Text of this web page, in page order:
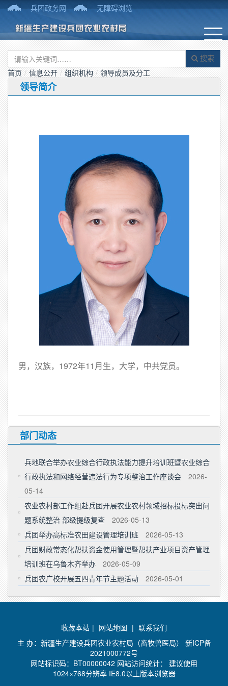
兵团政务网 无障碍浏览
搜索
首页 / 信息公开 / 组织机构 / 领导成员及分工
领导简介
男，汉族，1972年11月生，大学，中共党员。
部门动态
兵地联合举办农业综合行政执法能力提升培训班暨农业综合
行政执法和网络经营违法行为专项整治工作座谈会
2026-
05-14
农业农村部工作组赴兵团开展农业农村领域招标投标突出问
题系统整治 部级提级复查
2026-05-13
兵团举办高标准农田建设管理培训班
2026-05-13
兵团财政常态化帮扶资金使用管理暨帮扶产业项目资产管理
培训班在乌鲁木齐举办
2026-05-09
兵团农广校开展五四青年节主题活动
2026-05-01
收藏本站 | 网站地图 | 联系我们
主 办：新疆生产建设兵团农业农村局（畜牧兽医局） 新ICP备
2021000772号
网站标识码：BT00000042 网站访问统计： 建议使用
1024×768分辨率 IE8.0以上版本浏览器